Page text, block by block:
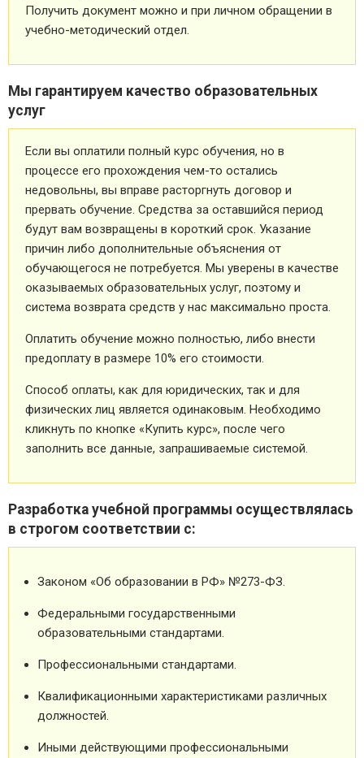
Получить документ можно и при личном обращении в
учебно-методический отдел.
Мы гарантируем качество образовательных
услуг
Если вы оплатили полный курс обучения, но в
процессе его прохождения чем-то остались
недовольны, вы вправе расторгнуть договор и
прервать обучение. Средства за оставшийся период
будут вам возвращены в короткий срок. Указание
причин либо дополнительные объяснения от
обучающегося не потребуется. Мы уверены в качестве
оказываемых образовательных услуг, поэтому и
система возврата средств у нас максимально проста.
Оплатить обучение можно полностью, либо внести
предоплату в размере 10% его стоимости.
Способ оплаты, как для юридических, так и для
физических лиц является одинаковым. Необходимо
кликнуть по кнопке «Купить курс», после чего
заполнить все данные, запрашиваемые системой.
Разработка учебной программы осуществлялась
в строгом соответствии с:
Законом «Об образовании в РФ» №273-ФЗ.
Федеральными государственными
образовательными стандартами.
Профессиональными стандартами.
Квалификационными характеристиками различных
должностей.
Иными действующими профессиональными